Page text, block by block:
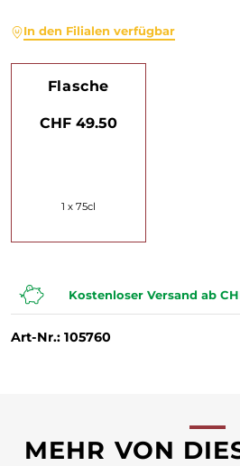
In den Filialen verfügbar
Flasche
CHF 49.50
1 x 75cl
Kostenloser Versand ab
Art-Nr.: 105760
MEHR VON